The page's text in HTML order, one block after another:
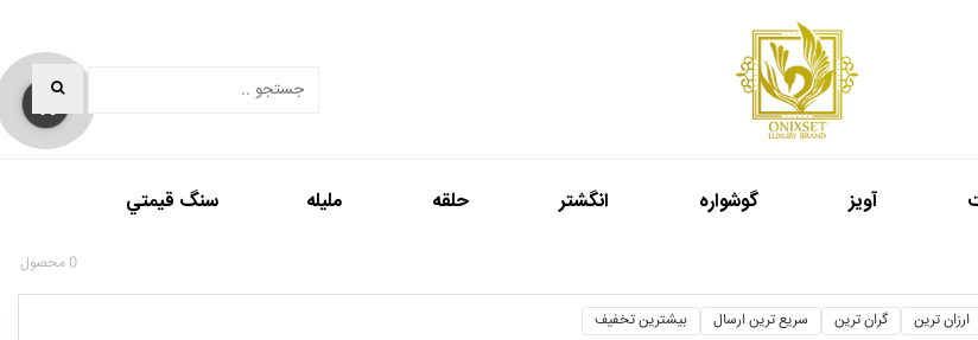
آويز گوشواره انگشتر حلقه مليله سنگ قيمتي
0
0 محصول
ارزان ترین گران ترین سریع ترین ارسال بیشترین تخفیف